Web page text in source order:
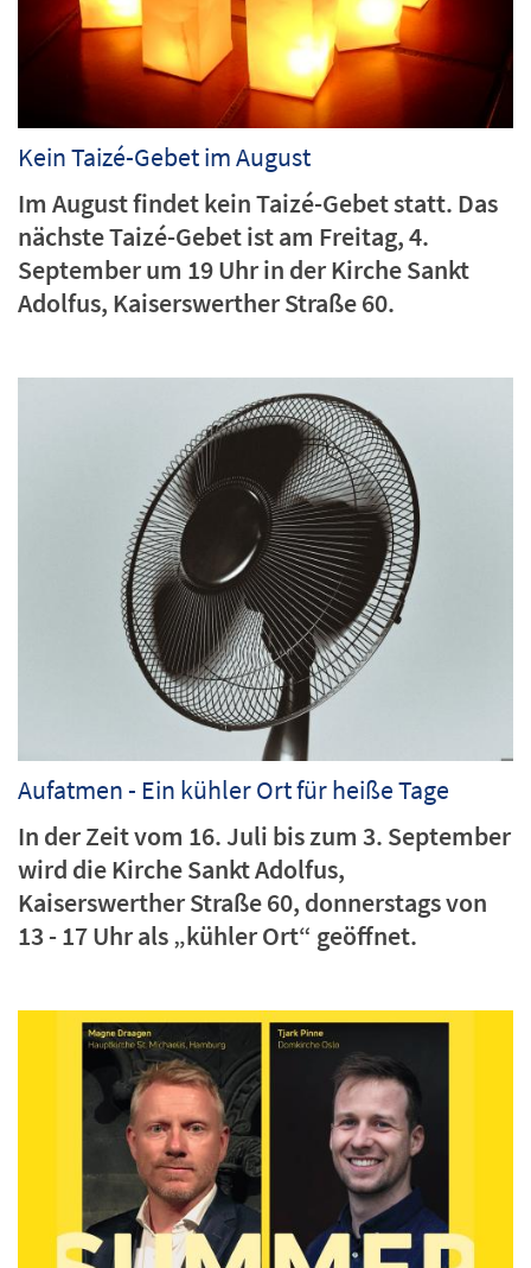
Kein Taizé-Gebet im August
Im August findet kein Taizé-Gebet statt. Das
nächste Taizé-Gebet ist am Freitag, 4.
September um 19 Uhr in der Kirche Sankt
Adolfus, Kaiserswerther Straße 60.
Aufatmen - Ein kühler Ort für heiße Tage
In der Zeit vom 16. Juli bis zum 3. September
wird die Kirche Sankt Adolfus,
Kaiserswerther Straße 60, donnerstags von
13 - 17 Uhr als „kühler Ort“ geöffnet.